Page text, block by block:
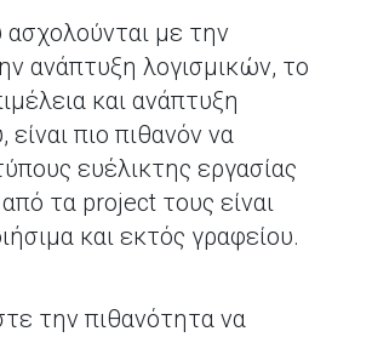
ασχολούνται με την
ανάπτυξη λογισμικών, το
και ανάπτυξη
πιο πιθανόν να
ευέλικτης εργασίας
τα project τους είναι
και εκτός γραφείου.
την πιθανότητα να